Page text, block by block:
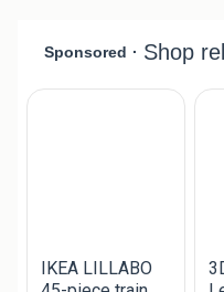
Houten treinrail wipwap:
6-voudige kruising voor
Rechte rails met naam